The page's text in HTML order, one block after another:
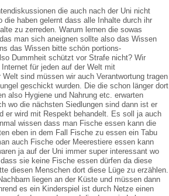
die auch nach der Uni nicht
haben gelernt dass alle Inhalte durch ihr
zu zerreden. Warum lernen die sowas
man sich aneignen sollte also das Wissen
das Wissen bitte schön portions-
Dummheit schützt vor Strafe nicht? Wir
für jeden auf der Welt mit
sind müssen wir auch Verantwortung tragen
geschickt wurden. Die die schon länger dort
also Hygiene und Nahrung etc. erwarten
wo die nächsten Siedlungen sind dann ist er
er wird mit Respekt behandelt. Es soll ja auch
wissen dass man Fische essen kann die
eben in dem Fall Fische zu essen ein Tabu
auch Fische oder Meerestiere essen kann
ja auf der Uni immer super interessant wo
sie keine Fische essen dürfen da diese
diesen Menschen dort diese Lüge zu erzählen.
liegen an der Küste und müssen dann
es ein Kinderspiel ist durch Netze einen